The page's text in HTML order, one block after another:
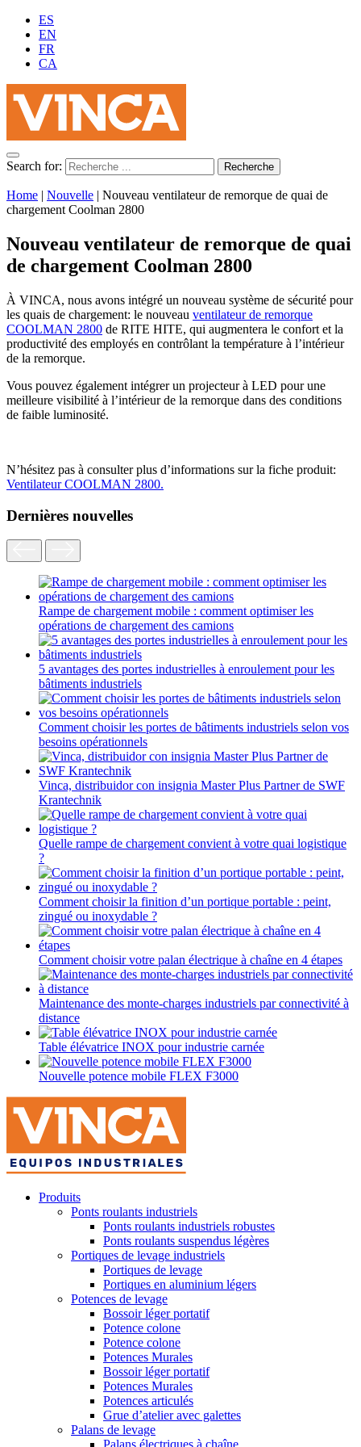
ES
EN
FR
CA
Search for:
Home | Nouvelle | Nouveau ventilateur de remorque de quai de
chargement Coolman 2800
Nouveau ventilateur de remorque de quai
de chargement Coolman 2800
À VINCA, nous avons intégré un nouveau système de sécurité pour
les quais de chargement: le nouveau ventilateur de remorque
COOLMAN 2800 de RITE HITE, qui augmentera le confort et la
productivité des employés en contrôlant la température à l’intérieur
de la remorque.
Vous pouvez également intégrer un projecteur à LED pour une
meilleure visibilité à l’intérieur de la remorque dans des conditions
de faible luminosité.
N’hésitez pas à consulter plus d’informations sur la fiche produit:
Ventilateur COOLMAN 2800.
Dernières nouvelles
Rampe de chargement mobile : comment optimiser les
opérations de chargement des camions
5 avantages des portes industrielles à enroulement pour les
bâtiments industriels
Comment choisir les portes de bâtiments industriels selon vos
besoins opérationnels
Vinca, distribuidor con insignia Master Plus Partner de SWF
Krantechnik
Quelle rampe de chargement convient à votre quai logistique
?
Comment choisir la finition d’un portique portable : peint,
zingué ou inoxydable ?
Comment choisir votre palan électrique à chaîne en 4 étapes
Maintenance des monte-charges industriels par connectivité à
distance
Table élévatrice INOX pour industrie carnée
Nouvelle potence mobile FLEX F3000
Produits
Ponts roulants industriels
Ponts roulants industriels robustes
Ponts roulants suspendus légères
Portiques de levage industriels
Portiques de levage
Portiques en aluminium légers
Potences de levage
Bossoir léger portatif
Potence colone
Potence colone
Potences Murales
Bossoir léger portatif
Potences Murales
Potences articulés
Grue d’atelier avec galettes
Palans de levage